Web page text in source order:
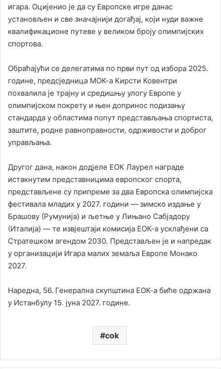
игара. Оцијенио је да су Европске игре данас
установљен и све значајнији догађај, који нуди важне
квалификационе путеве у великом броју олимпијских
спортова.
Обраћајући се делегатима по први пут од избора 2025.
године, предсједница МОК-а Кирсти Ковентри
похвалила је трајну и средишњу улогу Европе у
олимпијском покрету и њен допринос подизању
стандарда у областима попут представљања спортиста,
заштите, родне равноправности, одрживости и доброг
управљања.
Другог дана, након дод‌јеле ЕОК Лаурел награде
истакнутим представницима европског спорта,
представљене су припреме за два Европска олимпијска
фестивала младих у 2027. години — зимско издање у
Брашову (Румунија) и љетње у Лињано Сабјадору
(Италија) — те извјештаји комисија ЕОК-а усклађени са
Стратешком агендом 2030. Представљен је и напредак
у организацији Игара малих земаља Европе Монако
2027.
Наредна, 56. Генерална скупштина ЕОК-а биће одржана
у Истанбулу 15. јуна 2027. године.
cok